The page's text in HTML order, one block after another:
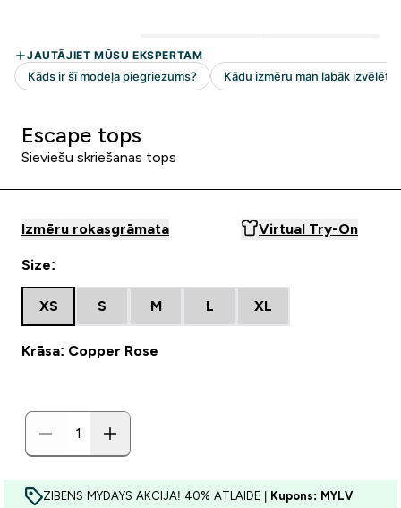
Escape tops
Sieviešu skriešanas tops
Izmēru rokasgrāmata Virtual Try-On
Size:
XS S M L XL
Krāsa: Copper Rose
ZIBENS MYDAYS AKCIJA! 40% ATLAIDE | Kupons: MYLV